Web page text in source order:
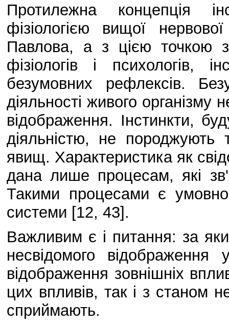
Протилежна концепція
фізіологією вищої
Павлова, а з цією точкою
фізіологів і психологів,
безумовних рефлексів.
діяльності живого організму
відображення. Інстинкти,
діяльністю, не породжують
явищ. Характеристика як
дана лише процесам, які
Такими процесами є
системи [12, 43].
Важливим є і питання: за
несвідомого відображення
відображення зовнішніх
цих впливів, так і з станом
сприймають.